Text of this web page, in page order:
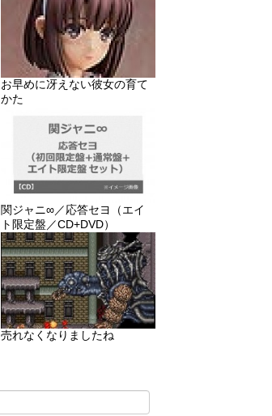
お早めに冴えない彼女の育て
かた
関ジャニ∞／応答セヨ（エイ
ト限定盤／CD+DVD）
売れなくなりましたね